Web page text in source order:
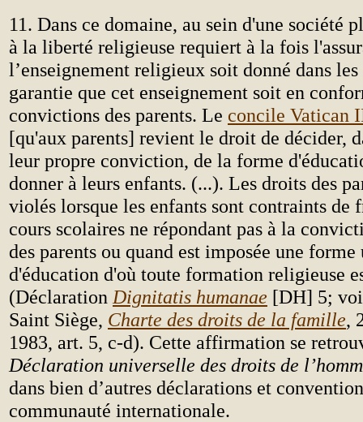
11. Dans ce domaine, au sein d'une société
à la liberté religieuse requiert à la fois
l’enseignement religieux soit donné dans
garantie que cet enseignement soit en
convictions des parents. Le concile Vatican
[qu'aux parents] revient le droit de décider,
leur propre conviction, de la forme
donner à leurs enfants. (...). Les droits des
violés lorsque les enfants sont contraints de
cours scolaires ne répondant pas à la
des parents ou quand est imposée une forme
d'éducation d'où toute formation religieuse
(Déclaration Dignitatis humanae [DH] 5;
Saint Siège, Charte des droits de la famille,
1983, art. 5, c-d). Cette affirmation se
Déclaration universelle des droits de
dans bien d’autres déclarations et
communauté internationale.